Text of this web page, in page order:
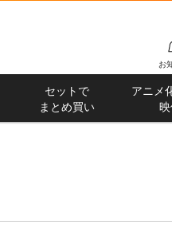
お
セットで
まとめ買い
アニメ